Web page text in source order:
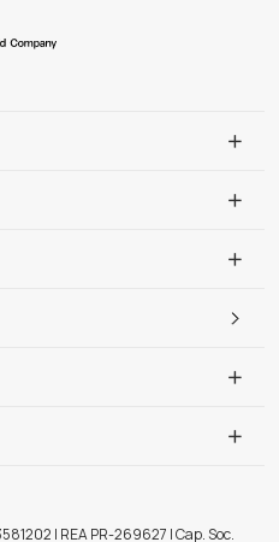
| REA PR-269627 | Cap. Soc.